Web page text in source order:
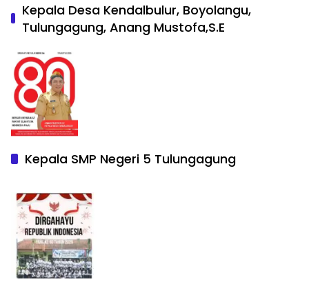
Kepala Desa Kendalbulur, Boyolangu,
Tulungagung, Anang Mustofa,S.E
Kepala SMP Negeri 5 Tulungagung